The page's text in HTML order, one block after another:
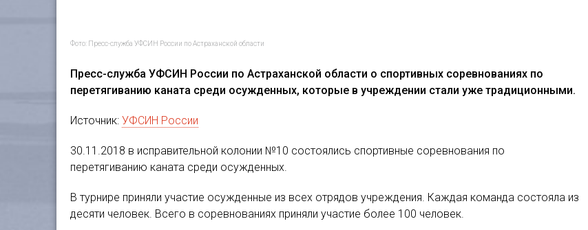
Фото: Пресс-служба УФСИН России по Астраханской области
Пресс-служба УФСИН России по Астраханской области о спортивных соревнованиях по
перетягиванию каната среди осужденных, которые в учреждении стали уже традиционными.
Источник: УФСИН России
30.11.2018 в исправительной колонии №10 состоялись спортивные соревнования по
перетягиванию каната среди осужденных.
В турнире приняли участие осужденные из всех отрядов учреждения. Каждая команда состояла из
десяти человек. Всего в соревнованиях приняли участие более 100 человек.